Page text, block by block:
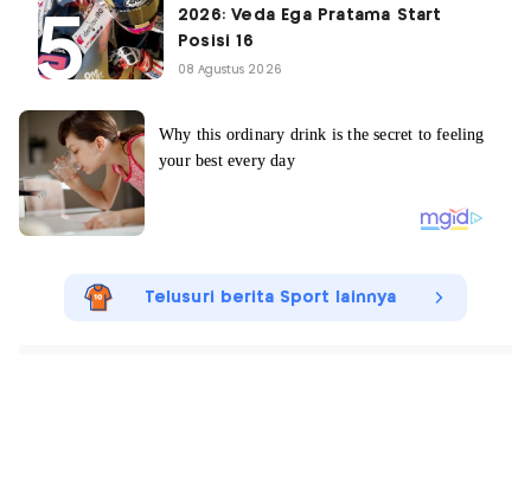
2026: Veda Ega Pratama Start
Posisi 16
08 Agustus 2026
Telusuri berita Sport lainnya